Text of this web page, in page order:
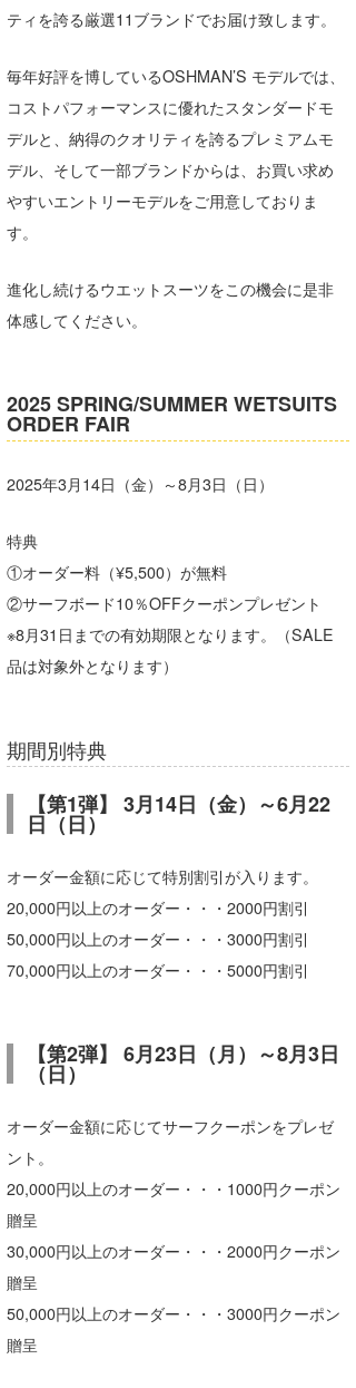
ティを誇る厳選11ブランドでお届け致します。
毎年好評を博しているOSHMAN’S モデルでは、
コストパフォーマンスに優れたスタンダードモ
デルと、納得のクオリティを誇るプレミアムモ
デル、そして一部ブランドからは、お買い求め
やすいエントリーモデルをご用意しておりま
す。
進化し続けるウエットスーツをこの機会に是非
体感してください。
2025 SPRING/SUMMER WETSUITS
ORDER FAIR
2025年3月14日（金）～8月3日（日）
特典
①オーダー料（¥5,500）が無料
②サーフボード10％OFFクーポンプレゼント
※8月31日までの有効期限となります。（SALE
品は対象外となります）
期間別特典
【第1弾】 3月14日（金）～6月22
日（日）
オーダー金額に応じて特別割引が入ります。
20,000円以上のオーダー・・・2000円割引
50,000円以上のオーダー・・・3000円割引
70,000円以上のオーダー・・・5000円割引
【第2弾】 6月23日（月）～8月3日
（日）
オーダー金額に応じてサーフクーポンをプレゼ
ント。
20,000円以上のオーダー・・・1000円クーポン
贈呈
30,000円以上のオーダー・・・2000円クーポン
贈呈
50,000円以上のオーダー・・・3000円クーポン
贈呈
Core Surf Japan
Naoya Kimoto
mitsuteru Kamio
arukasvision
CBA Films
熊谷素子
メディア
SURFMEDIA
波伝説アンバサダー/プロライダー
嵯峨明日香
田原啓江
植村未来
NOBUFUKU
喜納海人
+☆maki☆+
chan-U
ECE
G◎Da
KID
KOBU
KY
mitz
OYZ
Soulman
VAGY
YUKI☆
たっちー
ハンマー
まっきー
上田純子